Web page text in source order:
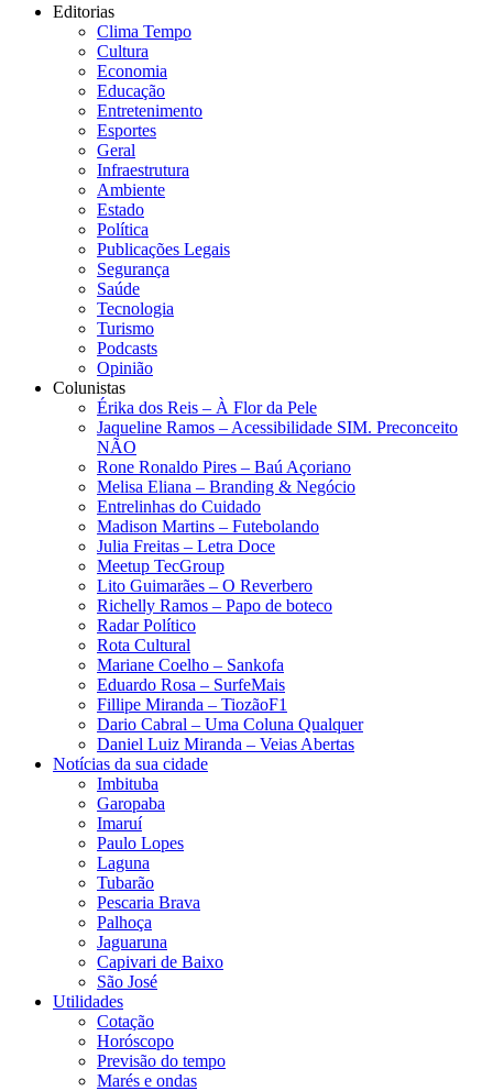
Editorias
Clima Tempo
Cultura
Economia
Educação
Entretenimento
Esportes
Geral
Infraestrutura
Ambiente
Estado
Política
Publicações Legais
Segurança
Saúde
Tecnologia
Turismo
Podcasts
Opinião
Colunistas
Érika dos Reis​ – À Flor da Pele
Jaqueline Ramos – Acessibilidade SIM. Preconceito
NÃO
Rone Ronaldo Pires – Baú Açoriano
Melisa Eliana – Branding & Negócio
Entrelinhas do Cuidado
Madison Martins – Futebolando
Julia Freitas​ – Letra Doce
Meetup TecGroup
Lito Guimarães – O Reverbero
Richelly Ramos​ – Papo de boteco
Radar Político
Rota Cultural
Mariane Coelho – Sankofa
Eduardo Rosa​ – SurfeMais
Fillipe Miranda – TiozãoF1
Dario Cabral – Uma Coluna Qualquer
Daniel Luiz Miranda – Veias Abertas
Notícias da sua cidade
Imbituba
Garopaba
Imaruí
Paulo Lopes
Laguna
Tubarão
Pescaria Brava
Palhoça
Jaguaruna
Capivari de Baixo
São José
Utilidades
Cotação
Horóscopo
Previsão do tempo
Marés e ondas